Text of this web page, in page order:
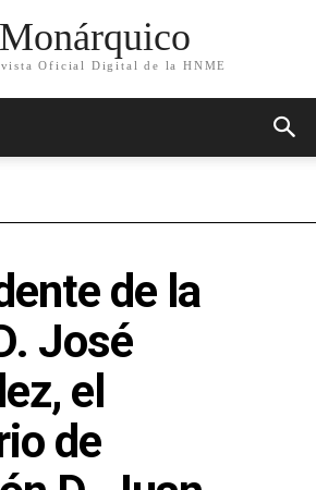
Oficial Digital de la HNME
de la
José
el
de